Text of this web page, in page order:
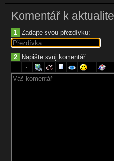
Komentář k aktualite
1 Zadajte svou přezdívku:
2 Napište svůj komentář: